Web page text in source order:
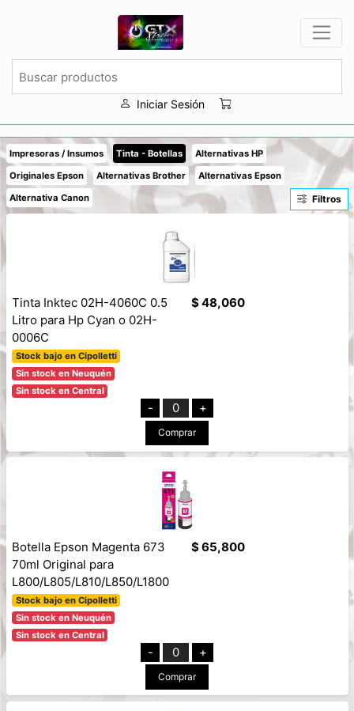
Iniciar Sesión
Impresoras / Insumos Tinta - Botellas
Alternativas HP
Originales Epson
Alternativas Brother
Alternativas Epson
Alternativa Canon
Filtros
Tinta Inktec 02H-4060C 0.5
Litro para Hp Cyan o 02H-
0006C
Stock bajo en Cipolletti
Sin stock en Neuquén
Sin stock en Central
$ 48,060
- 0 +
Comprar
Botella Epson Magenta 673
70ml Original para
L800/L805/L810/L850/L1800
Stock bajo en Cipolletti
Sin stock en Neuquén
Sin stock en Central
$ 65,800
- 0 +
Comprar